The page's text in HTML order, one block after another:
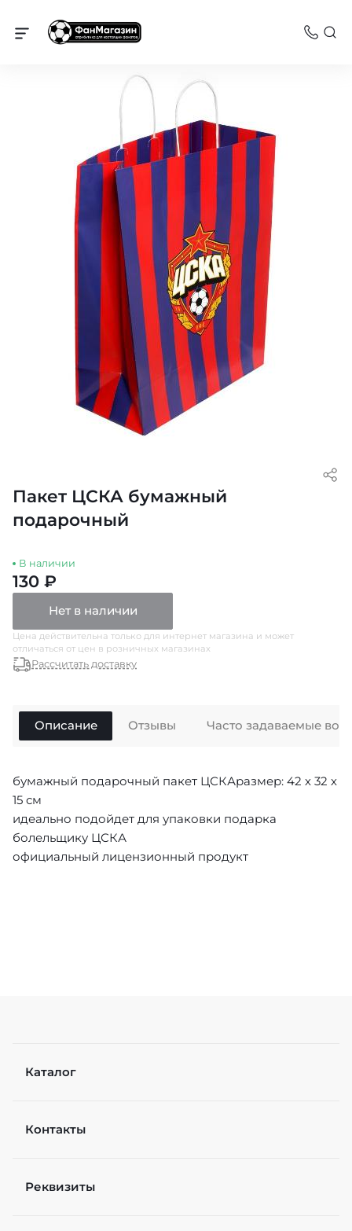
Сувениры
Пакет ЦСКА бумажный
подарочный
В наличии
130 ₽
Нет в наличии
Цена действительна только для интернет магазина и может
отличаться от цен в розничных магазинах
Рассчитать доставку
Описание
бумажный подарочный пакет ЦСКАразмер: 42 х 32 х
15 см
идеально подойдет для упаковки подарка
болельщику ЦСКА
официальный лицензионный продукт
Отзывы Часто задаваемые
Каталог
Контакты
Реквизиты